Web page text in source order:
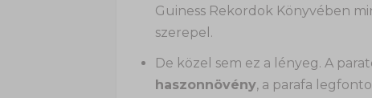
Guiness Rekordok Könyvében
szerepel.
De közel sem ez a lényeg. A
haszonnövény, a parafa